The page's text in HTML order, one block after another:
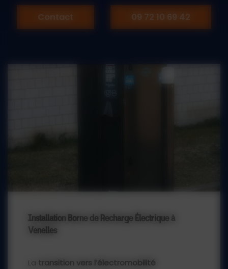
Contact 09 72 10 69 42
Installation Borne de Recharge Électrique à
Venelles
La transition vers l’électromobilité